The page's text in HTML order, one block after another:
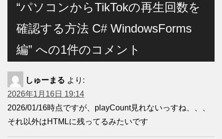
“パソコンからTikTokの再生回数を
確認する方法 C# WindowsForms
編” への1件のコメント
しゅーまる より:
2026年1月16日 19:14
2026/01/16時点ですが、playCount見れないっすね、、、
それ以外はHTMLに残ってるみたいです